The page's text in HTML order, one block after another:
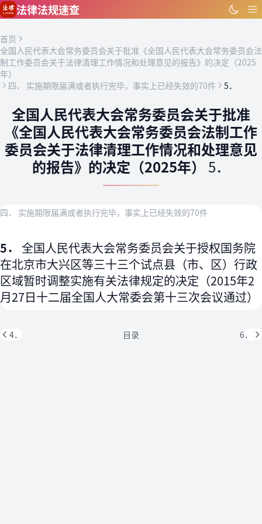
跳到主要内容
法律法规速查
首页
全国人民代表大会常务委员会关于批准《全国人民代表大会常务委员会法
制工作委员会关于法律清理工作情况和处理意见的报告》的决定（2025
年）
四、 实施期限届满或者执行完毕，事实上已经失效的70件
5．
全国人民代表大会常务委员会关于批准
《全国人民代表大会常务委员会法制工作
委员会关于法律清理工作情况和处理意见
的报告》的决定（2025年） 5．
四、 实施期限届满或者执行完毕，事实上已经失效的70件
5． 全国人民代表大会常务委员会关于授权国务院
在北京市大兴区等三十三个试点县（市、区）行政
区域暂时调整实施有关法律规定的决定（2015年2
月27日十二届全国人大常委会第十三次会议通过）
4． 目录 6．